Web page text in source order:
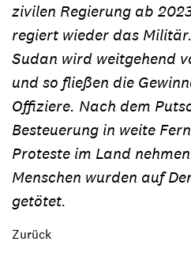
zivilen Regierung ab
regiert wieder das
Sudan wird weitgehend
und so fließen die
Offiziere. Nach dem
Besteuerung in weite
Proteste im Land
Menschen wurden auf
getötet.
Zurück